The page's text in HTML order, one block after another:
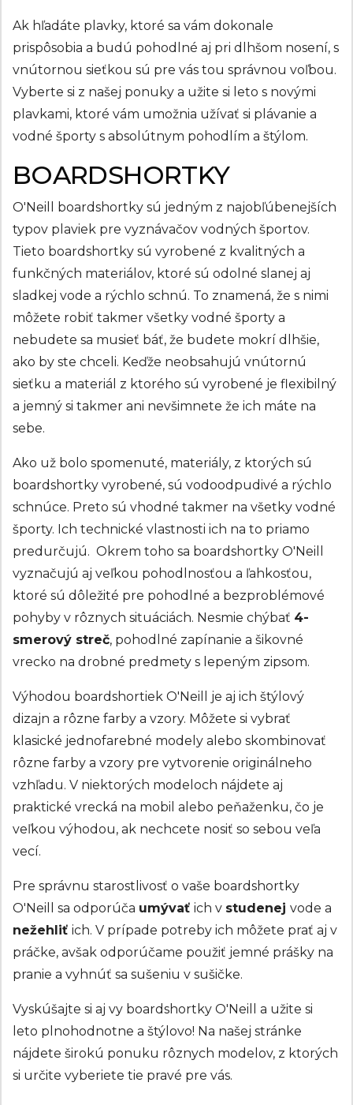
Ak hľadáte plavky, ktoré sa vám dokonale
prispôsobia a budú pohodlné aj pri dlhšom nosení, s
vnútornou sieťkou sú pre vás tou správnou voľbou.
Vyberte si z našej ponuky a užite si leto s novými
plavkami, ktoré vám umožnia užívať si plávanie a
vodné športy s absolútnym pohodlím a štýlom.
BOARDSHORTKY
O'Neill boardshortky sú jedným z najobľúbenejších
typov plaviek pre vyznávačov vodných športov.
Tieto boardshortky sú vyrobené z kvalitných a
funkčných materiálov, ktoré sú odolné slanej aj
sladkej vode a rýchlo schnú. To znamená, že s nimi
môžete robiť takmer všetky vodné športy a
nebudete sa musieť báť, že budete mokrí dlhšie,
ako by ste chceli. Keďže neobsahujú vnútornú
sieťku a materiál z ktorého sú vyrobené je flexibilný
a jemný si takmer ani nevšimnete že ich máte na
sebe.
Ako už bolo spomenuté, materiály, z ktorých sú
boardshortky vyrobené, sú vodoodpudivé a rýchlo
schnúce. Preto sú vhodné takmer na všetky vodné
športy. Ich technické vlastnosti ich na to priamo
predurčujú. Okrem toho sa boardshortky O'Neill
vyznačujú aj veľkou pohodlnosťou a ľahkosťou,
ktoré sú dôležité pre pohodlné a bezproblémové
pohyby v rôznych situáciách. Nesmie chýbať 4-
smerový streč, pohodlné zapínanie a šikovné
vrecko na drobné predmety s lepeným zipsom.
Výhodou boardshortiek O'Neill je aj ich štýlový
dizajn a rôzne farby a vzory. Môžete si vybrať
klasické jednofarebné modely alebo skombinovať
rôzne farby a vzory pre vytvorenie originálneho
vzhľadu. V niektorých modeloch nájdete aj
praktické vrecká na mobil alebo peňaženku, čo je
veľkou výhodou, ak nechcete nosiť so sebou veľa
vecí.
Pre správnu starostlivosť o vaše boardshortky
O'Neill sa odporúča umývať ich v studenej vode a
nežehliť ich. V prípade potreby ich môžete prať aj v
práčke, avšak odporúčame použiť jemné prášky na
pranie a vyhnúť sa sušeniu v sušičke.
Vyskúšajte si aj vy boardshortky O'Neill a užite si
leto plnohodnotne a štýlovo! Na našej stránke
nájdete širokú ponuku rôznych modelov, z ktorých
si určite vyberiete tie pravé pre vás.